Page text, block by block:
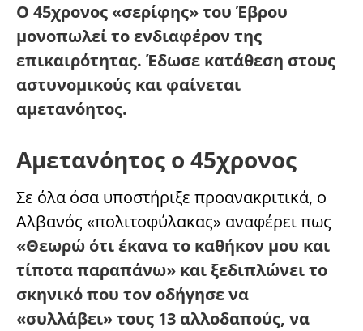
Ο 45χρονος «σερίφης» του Έβρου
μονοπωλεί το ενδιαφέρον της
επικαιρότητας. Έδωσε κατάθεση στους
αστυνομικούς και φαίνεται
αμετανόητος.
Αμετανόητος ο 45χρονος
Σε όλα όσα υποστήριξε προανακριτικά, ο
Αλβανός «πολιτοφύλακας» αναφέρει πως
«Θεωρώ ότι έκανα το καθήκον μου και
τίποτα παραπάνω» και ξεδιπλώνει το
σκηνικό που τον οδήγησε να
«συλλάβει» τους 13 αλλοδαπούς, να